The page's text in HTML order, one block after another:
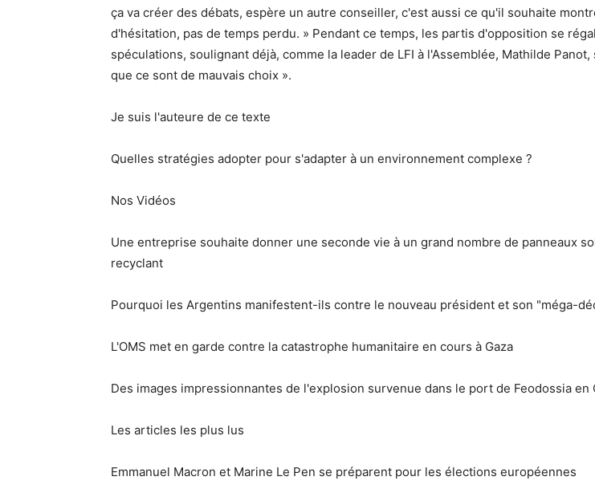
ça va créer des débats, espère un autre conseiller, c'est aussi ce qu'il souhaite
d'hésitation, pas de temps perdu. » Pendant ce temps, les partis d'opposition se
spéculations, soulignant déjà, comme la leader de LFI à l'Assemblée, Mathilde Panot,
que ce sont de mauvais choix ».
Je suis l'auteure de ce texte
Quelles stratégies adopter pour s'adapter à un environnement complexe ?
Nos Vidéos
Une entreprise souhaite donner une seconde vie à un grand nombre de panneaux
recyclant
Pourquoi les Argentins manifestent-ils contre le nouveau président et son "méga-
L'OMS met en garde contre la catastrophe humanitaire en cours à Gaza
Des images impressionnantes de l'explosion survenue dans le port de Feodossia en
Les articles les plus lus
Emmanuel Macron et Marine Le Pen se préparent pour les élections européennes